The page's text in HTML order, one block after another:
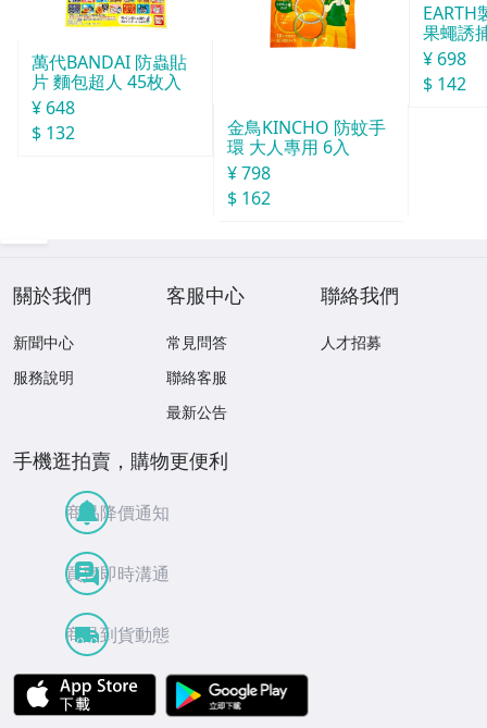
萬代BANDAI 防蟲貼
片 麵包超人 45枚入
¥ 648
$ 132
金鳥KINCHO 防蚊手
環 大人專用 6入
¥ 798
$ 162
EARTH
果蠅誘
¥ 698
$ 142
關於我們
新聞中心
服務說明
客服中心
常見問答
聯絡客服
最新公告
聯絡我們
人才招募
手機逛拍賣，購物更便利
商品降價通知
買賣即時溝通
商品到貨動態
APP Store